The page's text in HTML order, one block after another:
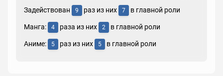
Задействован 9 раз из них 7 в главной роли
Манга: 4 раза из них 2 в главной роли
Аниме: 5 раз из них 5 в главной роли